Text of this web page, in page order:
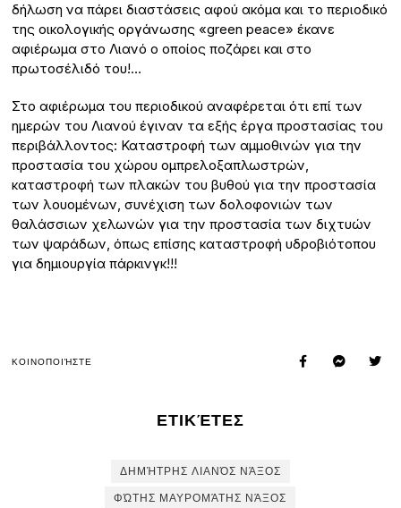
δήλωση να πάρει διαστάσεις αφού ακόμα και το περιοδικό
της οικολογικής οργάνωσης «green peace» έκανε
αφιέρωμα στο Λιανό ο οποίος ποζάρει και στο
πρωτοσέλιδό του!…
Στο αφιέρωμα του περιοδικού αναφέρεται ότι επί των
ημερών του Λιανού έγιναν τα εξής έργα προστασίας του
περιβάλλοντος: Καταστροφή των αμμοθινών για την
προστασία του χώρου ομπρελοξαπλωστρών,
καταστροφή των πλακών του βυθού για την προστασία
των λουομένων, συνέχιση των δολοφονιών των
θαλάσσιων χελωνών για την προστασία των διχτυών
των ψαράδων, όπως επίσης καταστροφή υδροβιότοπου
για δημιουργία πάρκινγκ!!!
ΚΟΙΝΟΠΟΙΉΣΤΕ
ΕΤΙΚΈΤΕΣ
ΔΗΜΉΤΡΗΣ ΛΙΑΝΌΣ ΝΆΞΟΣ
ΦΏΤΗΣ ΜΑΥΡΟΜΆΤΗΣ ΝΆΞΟΣ